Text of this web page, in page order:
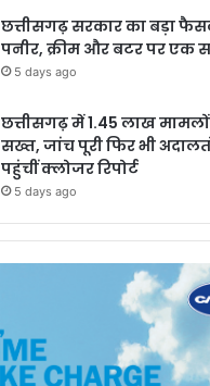
छत्तीसगढ़ सरकार का बड़ा
पनीर, क्रीम और बटर पर एक
5 days ago
छत्तीसगढ़ में 1.45 लाख मामलों
सख्त, जांच पूरी फिर भी
पहुंचीं क्लोजर रिपोर्ट
5 days ago